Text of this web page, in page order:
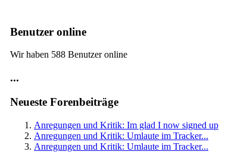
Benutzer online
Wir haben 588 Benutzer online
...
Neueste Forenbeiträge
Anregungen und Kritik: Im glad I now signed up
Anregungen und Kritik: Umlaute im Tracker...
Anregungen und Kritik: Umlaute im Tracker...